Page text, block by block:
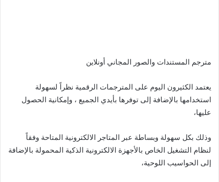
مترجم المستندات والصور المجاني أونلاين
يعتمد الكثيرون اليوم على المترجمات الرقمية نظراً لسهولة
استخدامها بالإضافة إلى توفرها بأيدي الجميع ، وإمكانية الحصول
عليها،
وذلك بكل سهولة وبساطة عبر المتاجر الالكترونية المتاحة وفقاً
لنظام التشغيل الخاص بالأجهزة الالكترونية الذكية المحمولة بالإضافة
إلى الحواسيب اللوحية،